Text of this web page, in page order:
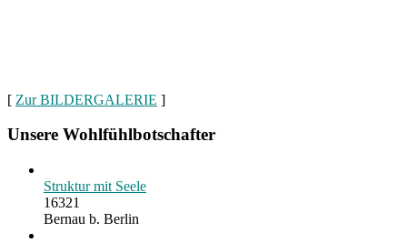
[ Zur BILDERGALERIE ]
Unsere Wohlfühlbotschafter
Struktur mit Seele
16321
Bernau b. Berlin